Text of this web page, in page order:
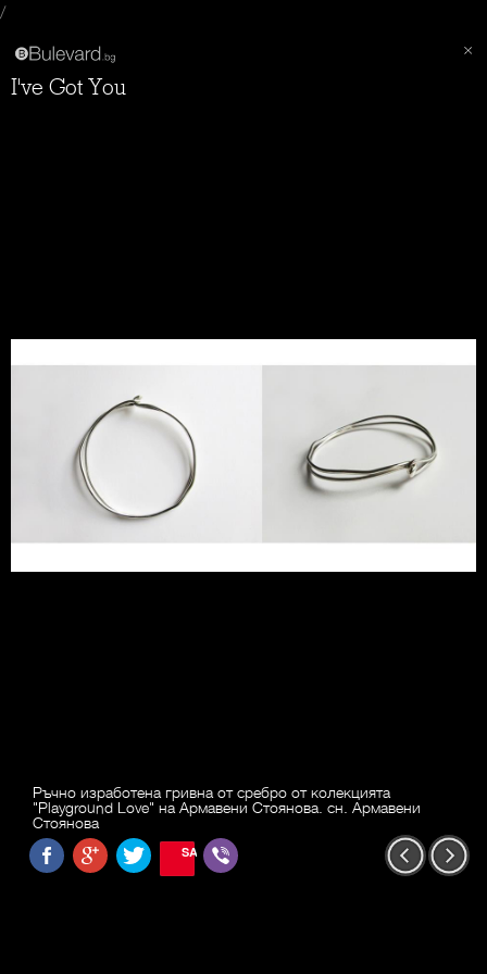
/
I've Got You
Ръчно изработена гривна от сребро от колекцията
"Playground Love" на Армавени Стоянова. сн. Армавени
Стоянова
SAVE